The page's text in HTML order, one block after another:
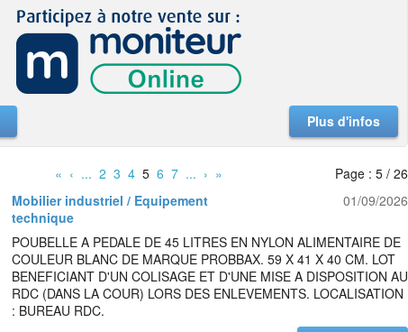
Plus d'infos
« ‹ ... 2 3 4 56 7 ... › »
Page : 5 / 26
Mobilier industriel / Equipement
technique
01/09/2026
POUBELLE A PEDALE DE 45 LITRES EN NYLON ALIMENTAIRE DE
COULEUR BLANC DE MARQUE PROBBAX. 59 X 41 X 40 CM. LOT
BENEFICIANT D'UN COLISAGE ET D'UNE MISE A DISPOSITION AU
RDC (DANS LA COUR) LORS DES ENLEVEMENTS. LOCALISATION
: BUREAU RDC.